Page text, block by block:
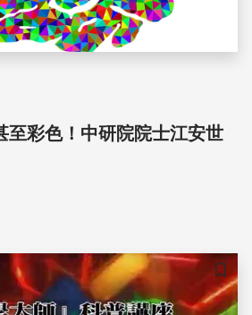
至彩色！中研院院士江安世
儲存